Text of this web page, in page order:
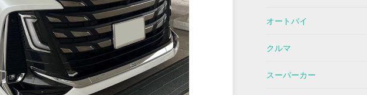
オートバイ
クルマ
スーパーカー